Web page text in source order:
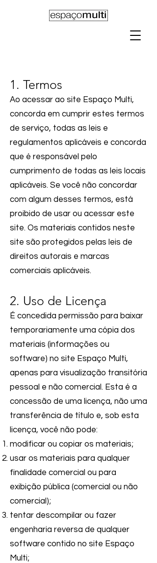
1. Termos
Ao acessar ao site Espaço Multi,
concorda em cumprir estes termos
de serviço, todas as leis e
regulamentos aplicáveis ​​e concorda
que é responsável pelo
cumprimento de todas as leis locais
aplicáveis. Se você não concordar
com algum desses termos, está
proibido de usar ou acessar este
site. Os materiais contidos neste
site são protegidos pelas leis de
direitos autorais e marcas
comerciais aplicáveis.
2. Uso de Licença
É concedida permissão para baixar
temporariamente uma cópia dos
materiais (informações ou
software) no site Espaço Multi,
apenas para visualização transitória
pessoal e não comercial. Esta é a
concessão de uma licença, não uma
transferência de título e, sob esta
licença, você não pode:
modificar ou copiar os materiais;
usar os materiais para qualquer
finalidade comercial ou para
exibição pública (comercial ou não
comercial);
tentar descompilar ou fazer
engenharia reversa de qualquer
software contido no site Espaço
Multi;